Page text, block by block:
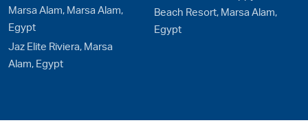
Marsa Alam, Marsa Alam,
Egypt
Jaz Elite Riviera, Marsa
Alam, Egypt
Beach Resort, Marsa Alam,
Egypt